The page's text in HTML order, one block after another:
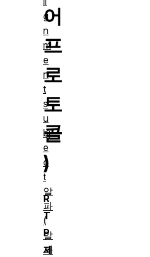
어
프
로
토
콜
)
R
T
P
제
g
n
m
e
n
t
s
u
bj
e
c
t
알
파
(
알
파